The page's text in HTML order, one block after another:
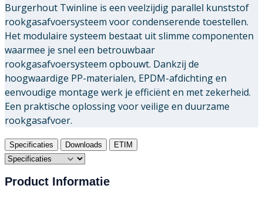
Burgerhout Twinline is een veelzijdig parallel kunststof
rookgasafvoersysteem voor condenserende toestellen.
Het modulaire systeem bestaat uit slimme componenten
waarmee je snel een betrouwbaar
rookgasafvoersysteem opbouwt. Dankzij de
hoogwaardige PP-materialen, EPDM-afdichting en
eenvoudige montage werk je efficiënt en met zekerheid.
Een praktische oplossing voor veilige en duurzame
rookgasafvoer.
Specificaties Downloads ETIM
Product Informatie